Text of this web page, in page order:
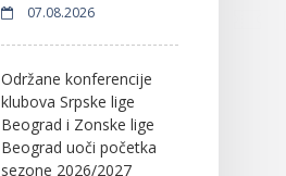
07.08.2026
Održane konferencije
klubova Srpske lige
Beograd i Zonske lige
Beograd uoči početka
sezone 2026/2027